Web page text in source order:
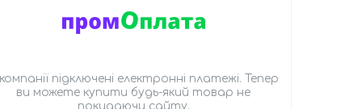
підключені електронні платежі. Тепер
ви можете купити будь-який товар не
покидаючи сайту.